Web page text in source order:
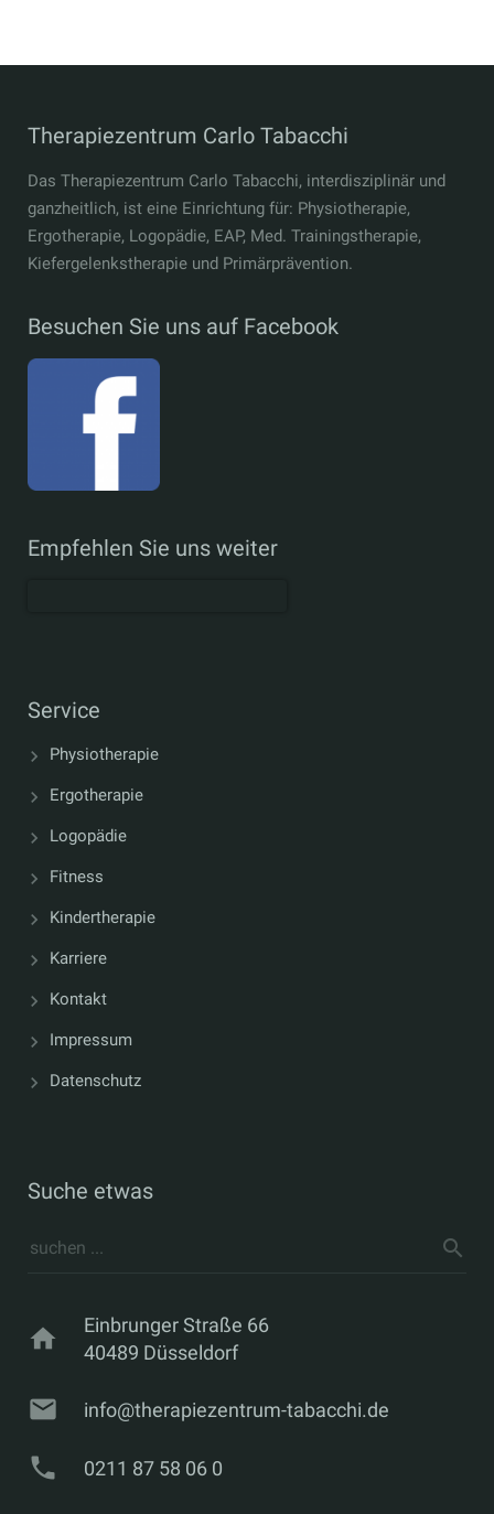
Therapiezentrum Carlo Tabacchi
Das Therapiezentrum Carlo Tabacchi, interdisziplinär und
ganzheitlich, ist eine Einrichtung für: Physiotherapie,
Ergotherapie, Logopädie, EAP, Med. Trainingstherapie,
Kiefergelenkstherapie und Primärprävention.
Besuchen Sie uns auf Facebook
Empfehlen Sie uns weiter
Service
Physiotherapie
Ergotherapie
Logopädie
Fitness
Kindertherapie
Karriere
Kontakt
Impressum
Datenschutz
Suche etwas
home
Einbrunger Straße 66
40489 Düsseldorf
mail info@therapiezentrum-tabacchi.de
phone 0211 87 58 06 0